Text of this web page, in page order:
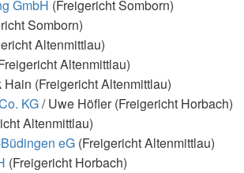
GmbH (Freigericht Somborn)
Somborn)
Altenmittlau)
Altenmittlau)
(Freigericht Altenmittlau)
KG/ Uwe Höfler (Freigericht Horbach)
Altenmittlau)
eG (Freigericht Altenmittlau)
(Freigericht Horbach)